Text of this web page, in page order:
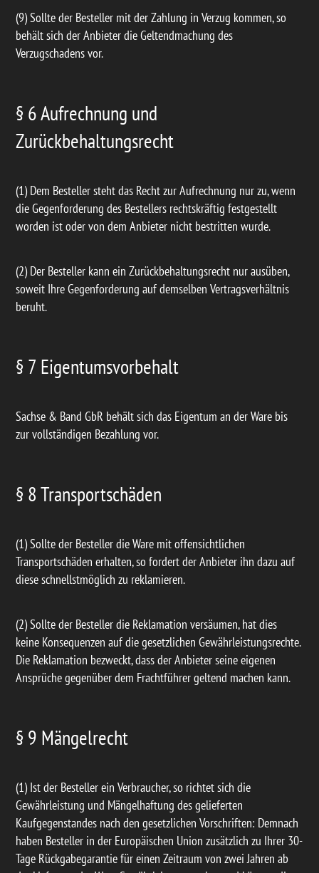
(9) Sollte der Besteller mit der Zahlung in Verzug kommen, so
behält sich der Anbieter die Geltendmachung des
Verzugschadens vor.
§ 6 Aufrechnung und
Zurückbehaltungsrecht
(1) Dem Besteller steht das Recht zur Aufrechnung nur zu, wenn
die Gegenforderung des Bestellers rechtskräftig festgestellt
worden ist oder von dem Anbieter nicht bestritten wurde.
(2) Der Besteller kann ein Zurückbehaltungsrecht nur ausüben,
soweit Ihre Gegenforderung auf demselben Vertragsverhältnis
beruht.
§ 7 Eigentumsvorbehalt
Sachse & Band GbR behält sich das Eigentum an der Ware bis
zur vollständigen Bezahlung vor.
§ 8 Transportschäden
(1) Sollte der Besteller die Ware mit offensichtlichen
Transportschäden erhalten, so fordert der Anbieter ihn dazu auf
diese schnellstmöglich zu reklamieren.
(2) Sollte der Besteller die Reklamation versäumen, hat dies
keine Konsequenzen auf die gesetzlichen Gewährleistungsrechte.
Die Reklamation bezweckt, dass der Anbieter seine eigenen
Ansprüche gegenüber dem Frachtführer geltend machen kann.
§ 9 Mängelrecht
(1) Ist der Besteller ein Verbraucher, so richtet sich die
Gewährleistung und Mängelhaftung des gelieferten
Kaufgegenstandes nach den gesetzlichen Vorschriften: Demnach
haben Besteller in der Europäischen Union zusätzlich zu Ihrer 30-
Tage Rückgabegarantie für einen Zeitraum von zwei Jahren ab